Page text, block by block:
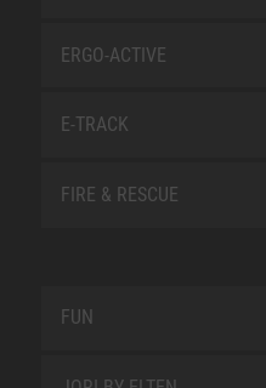
ERGO-ACTIVE
E-TRACK
FIRE & RESCUE
FUN